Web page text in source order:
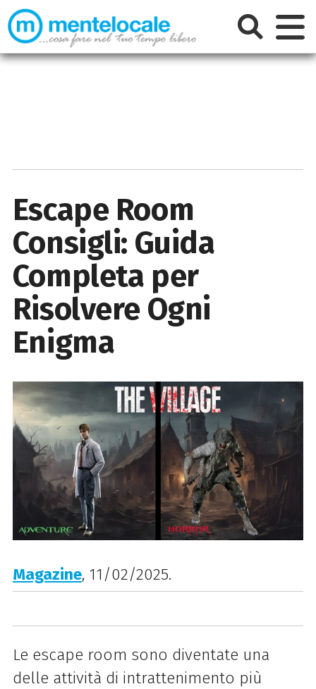
Escape Room
Consigli: Guida
Completa per
Risolvere Ogni
Enigma
Magazine, 11/02/2025.
Le escape room sono diventate una
delle attività di intrattenimento più